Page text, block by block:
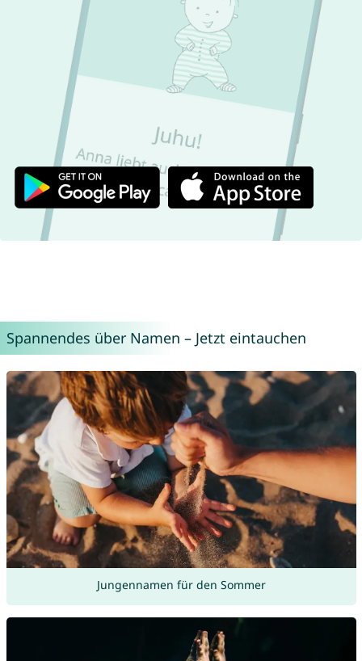
Spannendes über Namen – Jetzt eintauchen
Jungennamen für den Sommer